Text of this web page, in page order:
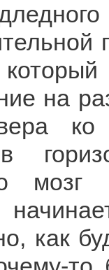
на
в
мозг
как